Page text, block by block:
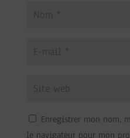
Enregistrer mon nom,
le navigateur pour mon